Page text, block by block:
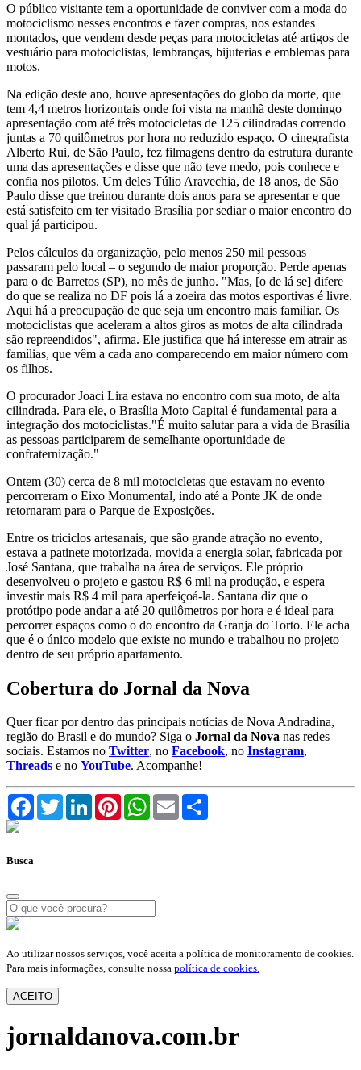
O público visitante tem a oportunidade de conviver com a moda do
motociclismo nesses encontros e fazer compras, nos estandes
montados, que vendem desde peças para motocicletas até artigos de
vestuário para motociclistas, lembranças, bijuterias e emblemas para
motos.
Na edição deste ano, houve apresentações do globo da morte, que
tem 4,4 metros horizontais onde foi vista na manhã deste domingo
apresentação com até três motocicletas de 125 cilindradas correndo
juntas a 70 quilômetros por hora no reduzido espaço. O cinegrafista
Alberto Rui, de São Paulo, fez filmagens dentro da estrutura durante
uma das apresentações e disse que não teve medo, pois conhece e
confia nos pilotos. Um deles Túlio Aravechia, de 18 anos, de São
Paulo disse que treinou durante dois anos para se apresentar e que
está satisfeito em ter visitado Brasília por sediar o maior encontro do
qual já participou.
Pelos cálculos da organização, pelo menos 250 mil pessoas
passaram pelo local – o segundo de maior proporção. Perde apenas
para o de Barretos (SP), no mês de junho. "Mas, [o de lá se] difere
do que se realiza no DF pois lá a zoeira das motos esportivas é livre.
Aqui há a preocupação de que seja um encontro mais familiar. Os
motociclistas que aceleram a altos giros as motos de alta cilindrada
são repreendidos", afirma. Ele justifica que há interesse em atrair as
famílias, que vêm a cada ano comparecendo em maior número com
os filhos.
O procurador Joaci Lira estava no encontro com sua moto, de alta
cilindrada. Para ele, o Brasília Moto Capital é fundamental para a
integração dos motociclistas."É muito salutar para a vida de Brasília
as pessoas participarem de semelhante oportunidade de
confraternização."
Ontem (30) cerca de 8 mil motocicletas que estavam no evento
percorreram o Eixo Monumental, indo até a Ponte JK de onde
retornaram para o Parque de Exposições.
Entre os triciclos artesanais, que são grande atração no evento,
estava a patinete motorizada, movida a energia solar, fabricada por
José Santana, que trabalha na área de serviços. Ele próprio
desenvolveu o projeto e gastou R$ 6 mil na produção, e espera
investir mais R$ 4 mil para aperfeiçoá-la. Santana diz que o
protótipo pode andar a até 20 quilômetros por hora e é ideal para
percorrer espaços como o do encontro da Granja do Torto. Ele acha
que é o único modelo que existe no mundo e trabalhou no projeto
dentro de seu próprio apartamento.
Cobertura do Jornal da Nova
Quer ficar por dentro das principais notícias de Nova Andradina,
região do Brasil e do mundo? Siga o Jornal da Nova nas redes
sociais. Estamos no Twitter, no Facebook, no Instagram,
Threads e no YouTube. Acompanhe!
FacebookTwitterLinkedInPinterestWhatsApp
Email
Busca
Ao utilizar nossos serviços, você aceita a política de monitoramento de cookies.
Para mais informações, consulte nossa política de cookies.
ACEITO
jornaldanova.com.br